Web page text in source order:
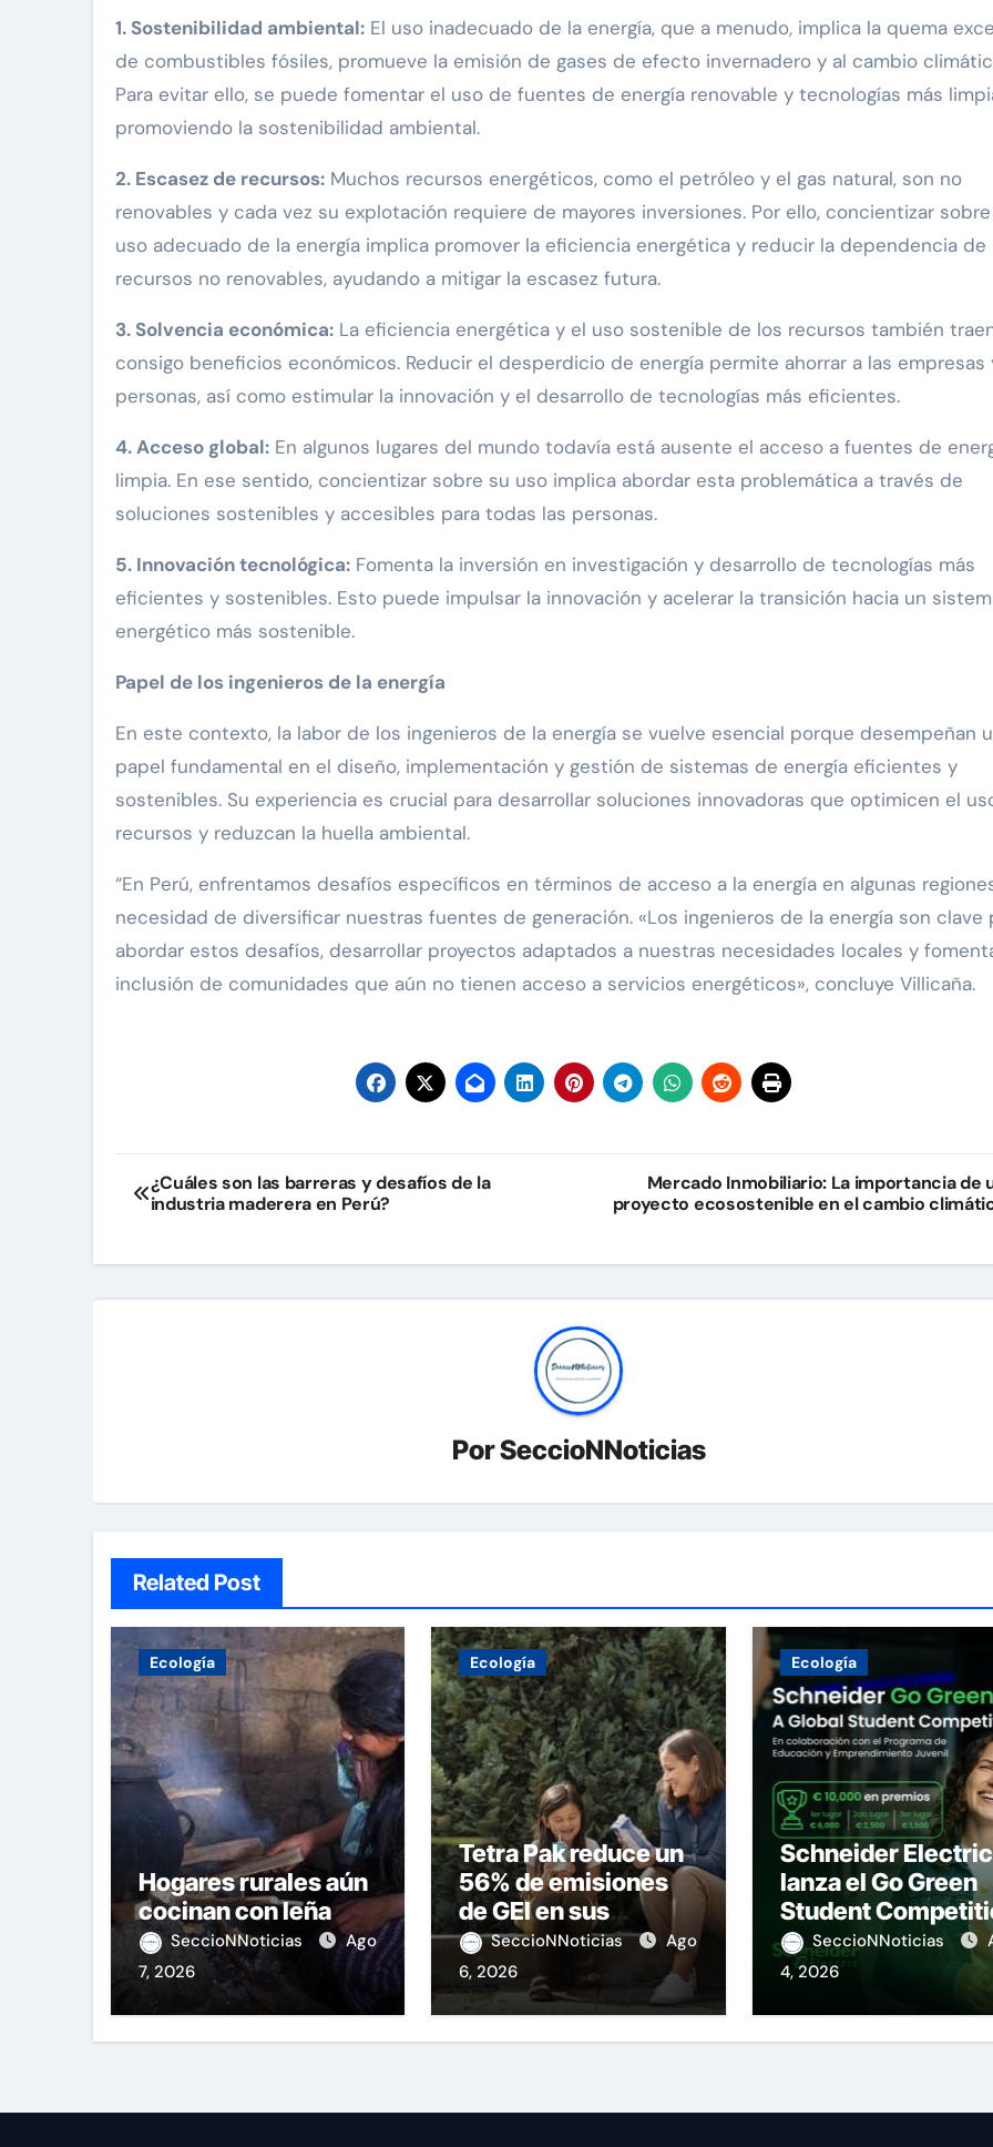
1. Sostenibilidad ambiental: El uso inadecuado de la energía, que a menudo, implica la quema
de combustibles fósiles, promueve la emisión de gases de efecto invernadero y al cambio
Para evitar ello, se puede fomentar el uso de fuentes de energía renovable y tecnologías más
promoviendo la sostenibilidad ambiental.
2. Escasez de recursos: Muchos recursos energéticos, como el petróleo y el gas natural, son no
renovables y cada vez su explotación requiere de mayores inversiones. Por ello, concientizar
uso adecuado de la energía implica promover la eficiencia energética y reducir la dependencia de
recursos no renovables, ayudando a mitigar la escasez futura.
3. Solvencia económica: La eficiencia energética y el uso sostenible de los recursos también
consigo beneficios económicos. Reducir el desperdicio de energía permite ahorrar a las empresas
personas, así como estimular la innovación y el desarrollo de tecnologías más eficientes.
4. Acceso global: En algunos lugares del mundo todavía está ausente el acceso a fuentes de
limpia. En ese sentido, concientizar sobre su uso implica abordar esta problemática a través de
soluciones sostenibles y accesibles para todas las personas.
5. Innovación tecnológica: Fomenta la inversión en investigación y desarrollo de tecnologías más
eficientes y sostenibles. Esto puede impulsar la innovación y acelerar la transición hacia un
energético más sostenible.
Papel de los ingenieros de la energía
En este contexto, la labor de los ingenieros de la energía se vuelve esencial porque desempeñan
papel fundamental en el diseño, implementación y gestión de sistemas de energía eficientes y
sostenibles. Su experiencia es crucial para desarrollar soluciones innovadoras que optimicen el
recursos y reduzcan la huella ambiental.
“En Perú, enfrentamos desafíos específicos en términos de acceso a la energía en algunas
necesidad de diversificar nuestras fuentes de generación. «Los ingenieros de la energía son clave
abordar estos desafíos, desarrollar proyectos adaptados a nuestras necesidades locales y
inclusión de comunidades que aún no tienen acceso a servicios energéticos», concluye Villicaña.
Navegación
de
entradas
¿Cuáles son las barreras y desafíos de la
industria maderera en Perú?
Mercado Inmobiliario: La importancia de
proyecto ecosostenible en el cambio
PorSeccioNNoticias
Related Post
Ecología
Hogares rurales aún
cocinan con leña
SeccioNNoticias
Ago
7, 2026
Ecología
Tetra Pak reduce un
56% de emisiones
de GEI en sus
operaciones
SeccioNNoticias
Ago
6, 2026
Ecología
Schneider Electric
lanza el Go Green
Student
SeccioNNoticias
4, 2026